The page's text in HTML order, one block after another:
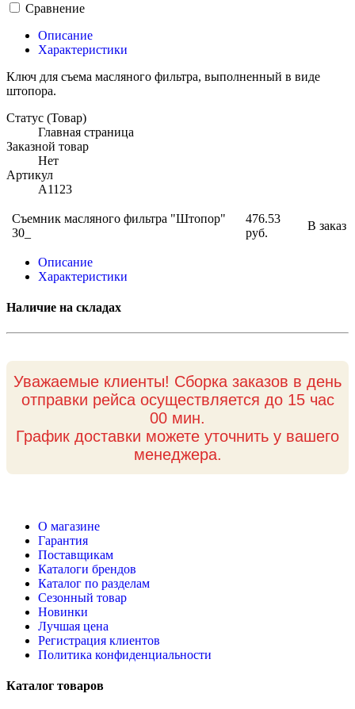
Сравнение
Описание
Характеристики
Ключ для съема масляного фильтра, выполненный в виде
штопора.
Статус (Товар)
Главная страница
Заказной товар
Нет
Артикул
A1123
Съемник масляного фильтра "Штопор"
30_
476.53
руб.
В заказ
Описание
Характеристики
Наличие на складах
Уважаемые клиенты! Сборка заказов в день
отправки рейса осуществляется до 15 час
00 мин.
График доставки можете уточнить у вашего
менеджера.
О магазине
Гарантия
Поставщикам
Каталоги брендов
Каталог по разделам
Сезонный товар
Новинки
Лучшая цена
Регистрация клиентов
Политика конфиденциальности
Каталог товаров